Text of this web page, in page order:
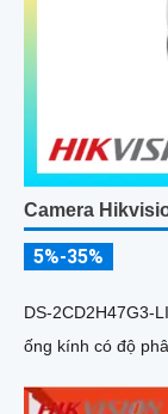
Camera
5%-35%
DS-2CD2H47G3-
ống kính có độ